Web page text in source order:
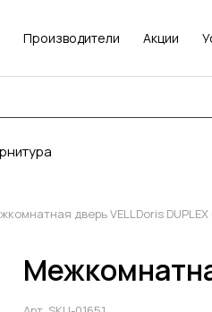
Производители Акции
дверь VELLDoris DUPLEX